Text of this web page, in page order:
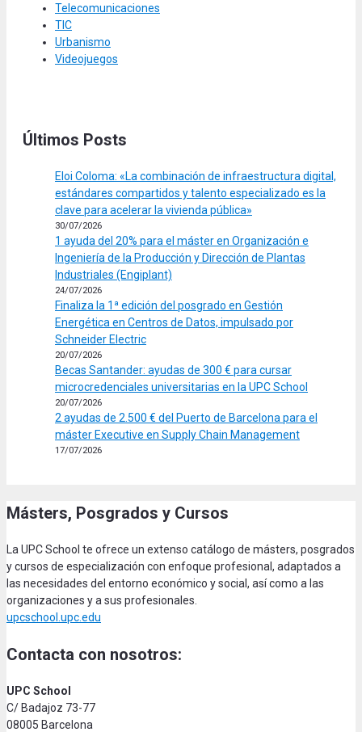
Telecomunicaciones
TIC
Urbanismo
Videojuegos
Últimos Posts
Eloi Coloma: «La combinación de infraestructura digital,
estándares compartidos y talento especializado es la
clave para acelerar la vivienda pública»
30/07/2026
1 ayuda del 20% para el máster en Organización e
Ingeniería de la Producción y Dirección de Plantas
Industriales (Engiplant)
24/07/2026
Finaliza la 1ª edición del posgrado en Gestión
Energética en Centros de Datos, impulsado por
Schneider Electric
20/07/2026
Becas Santander: ayudas de 300 € para cursar
microcredenciales universitarias en la UPC School
20/07/2026
2 ayudas de 2.500 € del Puerto de Barcelona para el
máster Executive en Supply Chain Management
17/07/2026
Másters, Posgrados y Cursos
La UPC School te ofrece un extenso catálogo de másters, posgrados
y cursos de especialización con enfoque profesional, adaptados a
las necesidades del entorno económico y social, así como a las
organizaciones y a sus profesionales.
upcschool.upc.edu
Contacta con nosotros:
UPC School
C/ Badajoz 73-77
08005 Barcelona